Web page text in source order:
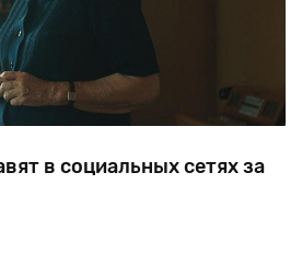
в социальных сетях за